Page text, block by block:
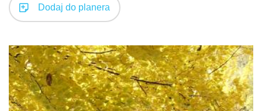
Dodaj do planera